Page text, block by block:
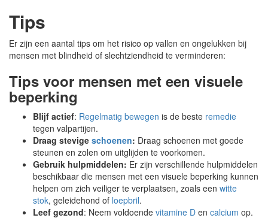
Tips
Er zijn een aantal tips om het risico op vallen en ongelukken bij
mensen met blindheid of slechtziendheid te verminderen:
Tips voor mensen met een visuele
beperking
Blijf actief: Regelmatig bewegen is de beste remedie
tegen valpartijen.
Draag stevige schoenen: Draag schoenen met goede
steunen en zolen om uitglijden te voorkomen.
Gebruik hulpmiddelen: Er zijn verschillende hulpmiddelen
beschikbaar die mensen met een visuele beperking kunnen
helpen om zich veiliger te verplaatsen, zoals een witte
stok, geleidehond of loepbril.
Leef gezond: Neem voldoende vitamine D en calcium op.